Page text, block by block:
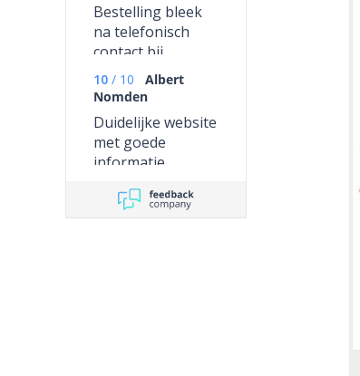
Bestelling bleek
na telefonisch
contact bij
Martens in
verkeerde
zijn gekomen .
Gebeld dat
levering nog niet
binnen was en
daarna keurig en
10 / 10
Albert
Nomden
Duidelijke website
met goede
informatie